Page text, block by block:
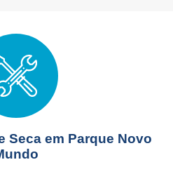
Seca em Parque Novo